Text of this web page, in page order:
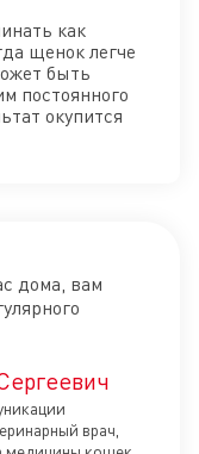
как
щенок легче
быть
постоянного
окупится
дома, вам
врач,